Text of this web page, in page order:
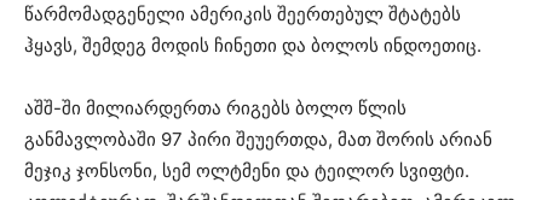
წარმომადგენელი ამერიკის შეერთებულ შტატებს
ჰყავს, შემდეგ მოდის ჩინეთი და ბოლოს ინდოეთიც.
აშშ-ში მილიარდერთა რიგებს ბოლო წლის
განმავლობაში 97 პირი შეუერთდა, მათ შორის არიან
მეჯიკ ჯონსონი, სემ ოლტმენი და ტეილორ სვიფტი.